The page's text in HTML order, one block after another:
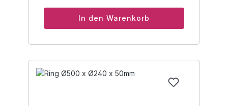
In den Warenkorb